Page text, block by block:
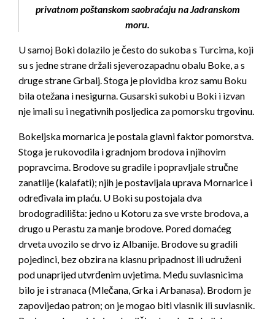
privatnom poštanskom saobraćaju na Jadranskom
moru.
U samoj Boki dolazilo je često do sukoba s Turcima, koji
su s jedne strane držali sjeverozapadnu obalu Boke, a s
druge strane Grbalj. Stoga je plovidba kroz samu Boku
bila otežana i nesigurna. Gusarski sukobi u Boki i izvan
nje imali su i negativnih posljedica za pomorsku trgovinu.
Bokeljska mornarica je postala glavni faktor pomorstva.
Stoga je rukovodila i gradnjom brodova i njihovim
popravcima. Brodove su gradile i popravljale stručne
zanatlije (kalafati); njih je postavljala uprava Mornarice i
određivala im plaću. U Boki su postojala dva
brodogradilišta: jedno u Kotoru za sve vrste brodova, a
drugo u Perastu za manje brodove. Pored domaćeg
drveta uvozilo se drvo iz Albanije. Brodove su gradili
pojedinci, bez obzira na klasnu pripadnost ili udruženi
pod unaprijed utvrđenim uvjetima. Među suvlasnicima
bilo je i stranaca (Mlečana, Grka i Arbanasa). Brodom je
zapovijedao patron; on je mogao biti vlasnik ili suvlasnik.